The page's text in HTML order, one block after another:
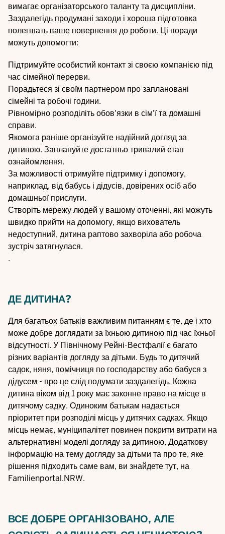
вимагає організаторського таланту та дисципліни.
Заздалегідь продумані заходи і хороша підготовка
полегшать ваше повернення до роботи. Ці поради
можуть допомогти:
Підтримуйте особистий контакт зі своєю компанією під
час сімейної перерви.
Порадьтеся зі своїм партнером про заплановані
сімейні та робочі години.
Рівномірно розподіліть обов'язки в сім'ї та домашні
справи.
Якомога раніше організуйте надійний догляд за
дитиною. Заплануйте достатньо тривалий етап
ознайомлення.
За можливості отримуйте підтримку і допомогу,
наприклад, від бабусь і дідусів, довірених осіб або
домашньої прислуги.
Створіть мережу людей у вашому оточенні, які можуть
швидко прийти на допомогу, якщо вихователь
недоступний, дитина раптово захворіла або робоча
зустріч затягнулася.
.
ДЕ ДИТИНА?
Для багатьох батьків важливим питанням є те, де і хто
може добре доглядати за їхньою дитиною під час їхньої
відсутності. У Північному Рейні-Вестфалії є багато
різних варіантів догляду за дітьми. Будь то дитячий
садок, няня, помічниця по господарству або бабуся з
дідусем - про це слід подумати заздалегідь. Кожна
дитина віком від 1 року має законне право на місце в
дитячому садку. Одиноким батькам надається
пріоритет при розподілі місць у дитячих садках. Якщо
місць немає, муніципалітет повинен покрити витрати на
альтернативні моделі догляду за дитиною. Додаткову
інформацію на темудогляду за дітьми та про те, яке
рішення підходить саме вам, ви знайдете тут, на
Familienportal.NRW.
ВСЕ ДОБРЕ ОРГАНІЗОВАНО, АЛЕ